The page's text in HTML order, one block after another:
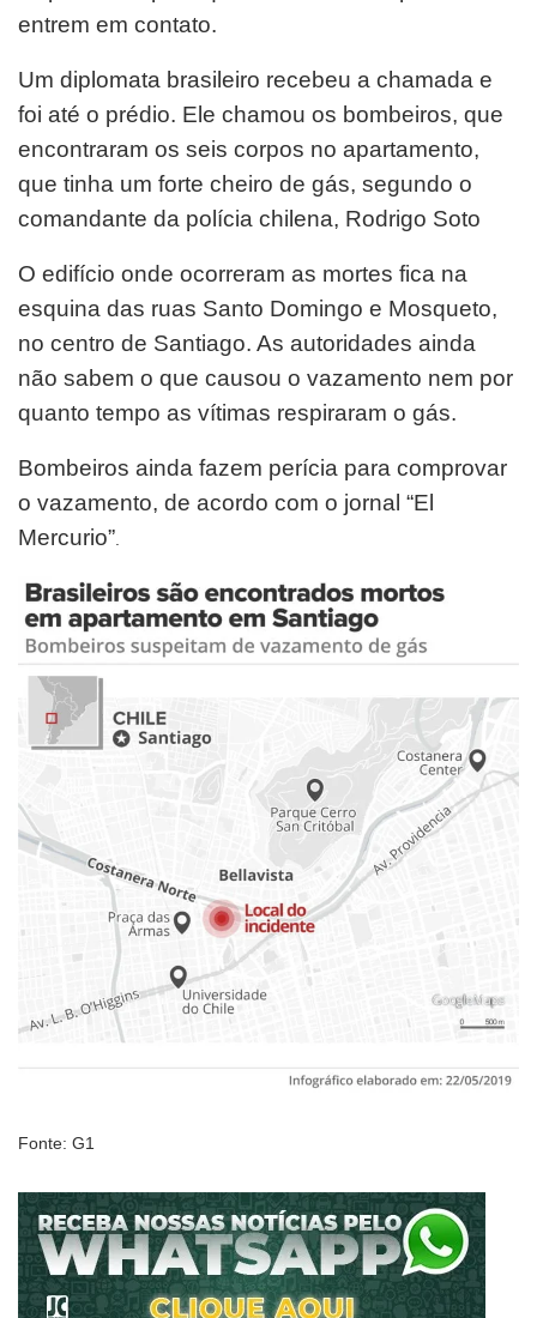
entrem em contato.
Um diplomata brasileiro recebeu a chamada e
foi até o prédio. Ele chamou os bombeiros, que
encontraram os seis corpos no apartamento,
que tinha um forte cheiro de gás, segundo o
comandante da polícia chilena, Rodrigo Soto
O edifício onde ocorreram as mortes fica na
esquina das ruas Santo Domingo e Mosqueto,
no centro de Santiago. As autoridades ainda
não sabem o que causou o vazamento nem por
quanto tempo as vítimas respiraram o gás.
Bombeiros ainda fazem perícia para comprovar
o vazamento, de acordo com o jornal “El
Mercurio”.
Fonte: G1